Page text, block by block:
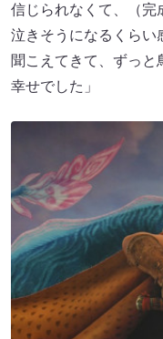
信じられなくて、（完
泣きそうになるくらい
聞こえてきて、ずっと
幸せでした」